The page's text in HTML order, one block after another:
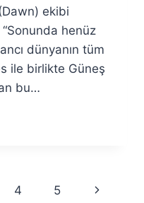
ekibi
henüz
dünyanın tüm
ile birlikte Güneş
bu…
4 5
Next